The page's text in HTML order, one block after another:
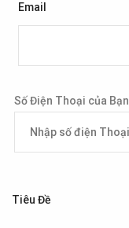
Email
Số Điện Thoại của Bạn
Tiêu Đề